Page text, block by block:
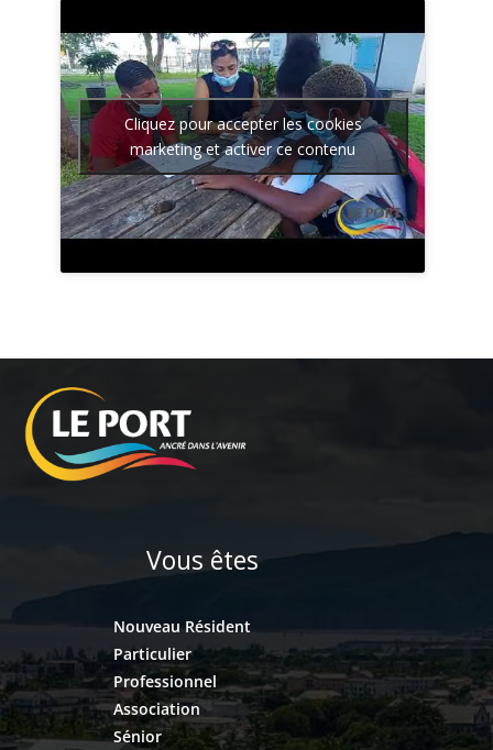
Cliquez pour accepter les cookies
marketing et activer ce contenu
Vous êtes
Nouveau Résident
Particulier
Professionnel
Association
Sénior